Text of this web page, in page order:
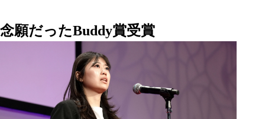
念願だったBuddy賞受賞